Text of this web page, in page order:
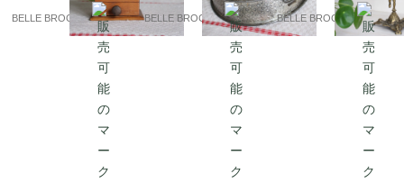
送（到着まで2-3週間）
BELLE BROCANTE
型 蚤の市｜フランス発
送（到着まで2-3週間）
BELLE BROCANTE
（到着まで2-3週間）
BELLE BROCANTE